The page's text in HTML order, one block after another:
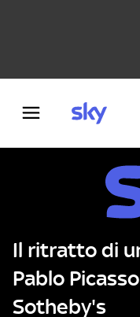
Il ritratto di
Pablo
Sotheby's